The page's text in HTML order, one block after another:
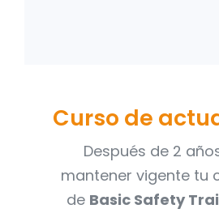
Curso de
Después de 2
mantener vigente tu
de Basic Safety